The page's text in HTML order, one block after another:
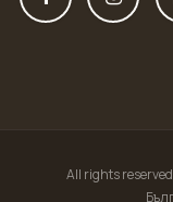
All rights